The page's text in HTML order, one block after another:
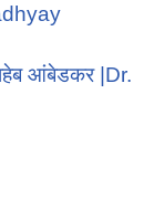
आंबेडकर |Dr.